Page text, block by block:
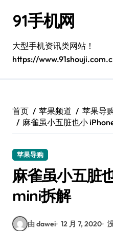
91手机网
大型手机资讯类网站！
https://
首页 苹果频道 苹果导
麻雀虽小五脏也小
苹果导购
麻雀虽小五脏
mini拆解
由 dawei 12 月 7, 2020